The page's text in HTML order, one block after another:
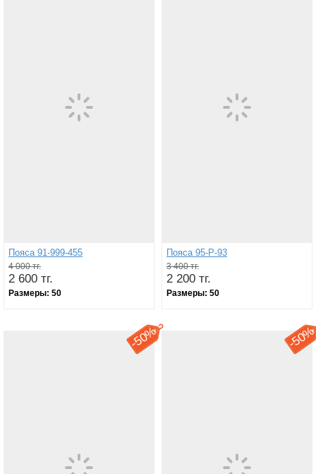
Пояса 91-999-455
4 000 тг.
2 600 тг.
Размеры: 50
Пояса 95-Р-93
3 400 тг.
2 200 тг.
Размеры: 50
-
50% -
50%